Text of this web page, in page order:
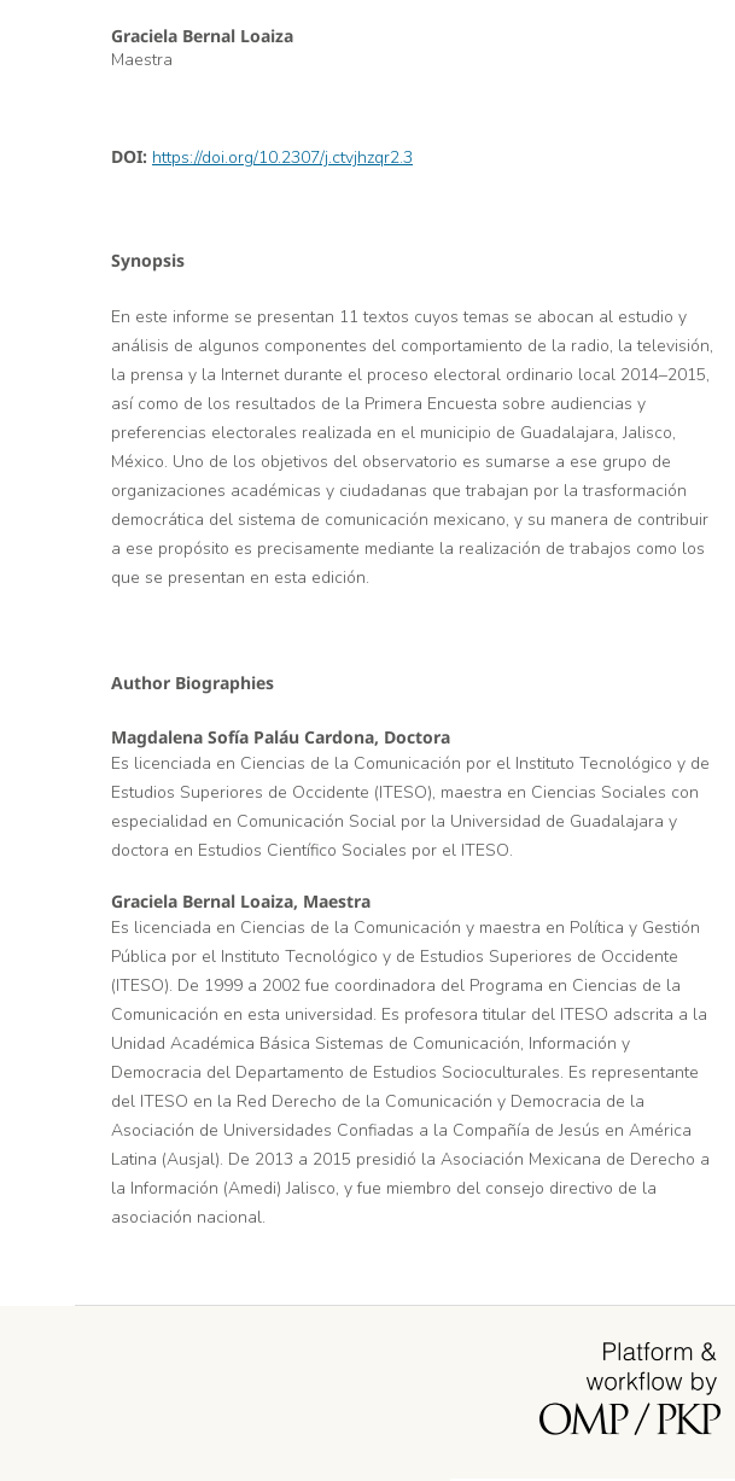
Graciela Bernal Loaiza
Maestra
DOI: https://doi.org/10.2307/j.ctvjhzqr2.3
Synopsis
En este informe se presentan 11 textos cuyos temas se abocan al estudio y
análisis de algunos componentes del comportamiento de la radio, la televisión,
la prensa y la Internet durante el proceso electoral ordinario local 2014–2015,
así como de los resultados de la Primera Encuesta sobre audiencias y
preferencias electorales realizada en el municipio de Guadalajara, Jalisco,
México. Uno de los objetivos del observatorio es sumarse a ese grupo de
organizaciones académicas y ciudadanas que trabajan por la trasformación
democrática del sistema de comunicación mexicano, y su manera de contribuir
a ese propósito es precisamente mediante la realización de trabajos como los
que se presentan en esta edición.
Author Biographies
Magdalena Sofía Paláu Cardona, Doctora
Es licenciada en Ciencias de la Comunicación por el Instituto Tecnológico y de
Estudios Superiores de Occidente (ITESO), maestra en Ciencias Sociales con
especialidad en Comunicación Social por la Universidad de Guadalajara y
doctora en Estudios Científico Sociales por el ITESO.
Graciela Bernal Loaiza, Maestra
Es licenciada en Ciencias de la Comunicación y maestra en Política y Gestión
Pública por el Instituto Tecnológico y de Estudios Superiores de Occidente
(ITESO). De 1999 a 2002 fue coordinadora del Programa en Ciencias de la
Comunicación en esta universidad. Es profesora titular del ITESO adscrita a la
Unidad Académica Básica Sistemas de Comunicación, Información y
Democracia del Departamento de Estudios Socioculturales. Es representante
del ITESO en la Red Derecho de la Comunicación y Democracia de la
Asociación de Universidades Confiadas a la Compañía de Jesús en América
Latina (Ausjal). De 2013 a 2015 presidió la Asociación Mexicana de Derecho a
la Información (Amedi) Jalisco, y fue miembro del consejo directivo de la
asociación nacional.